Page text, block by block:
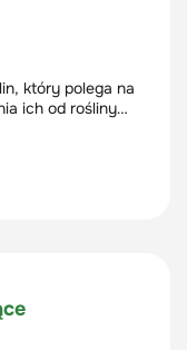
który polega na
ich od rośliny